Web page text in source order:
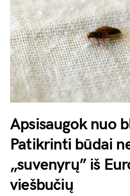
Apsisaugok nuo
Patikrinti būdai
„suvenyrų” iš
viešbučių